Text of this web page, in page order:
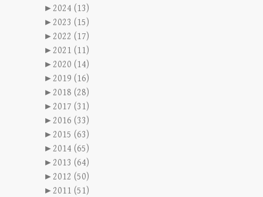
►2024 (13)
►2023 (15)
►2022 (17)
►2021 (11)
►2020 (14)
►2019 (16)
►2018 (28)
►2017 (31)
►2016 (33)
►2015 (63)
►2014 (65)
►2013 (64)
►2012 (50)
►2011 (51)